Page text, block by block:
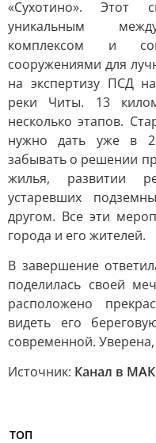
«Сухотино». Этот
уникальным
комплексом и
сооружениями для
на экспертизу ПСД
реки Читы. 13
несколько этапов.
нужно дать уже в
забывать о решении
жилья, развитии
устаревших
другом. Все эти
города и его жителей.
В завершение
поделилась своей
расположено
видеть его
современной.
Источник: Канал в
ТОП